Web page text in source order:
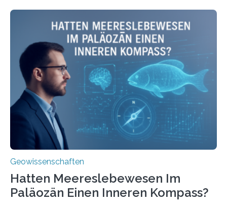
Stoffkreislauf im Ozean prägen. Die Überblicksstudie
mit dem Titel „Iron’s Irony“ ist in Communications Earth
& Environment erschienen. Die Studie fasst bestehende
Forschungsergebnisse zusammen und interpretiert sie
neu, um zu erklären, wie Eisen, das aus hydrothermalen
Systemen freigesetzt wird, über ganze Ozeanbecken
transportiert werden kann. „Das…
Geowissenschaften
Hatten Meereslebewesen Im
Paläozän Einen Inneren Kompass?